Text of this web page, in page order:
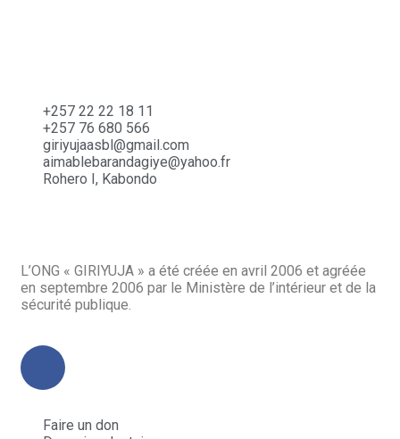
+257 22 22 18 11
+257 76 680 566
giriyujaasbl@gmail.com
aimablebarandagiye@yahoo.fr
Rohero I, Kabondo
L’ONG « GIRIYUJA » a été créée en avril 2006 et agréée
en septembre 2006 par le Ministère de l’intérieur et de la
sécurité publique.
Faire un don